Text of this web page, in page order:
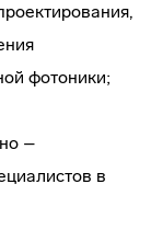
фотоники;
–
в